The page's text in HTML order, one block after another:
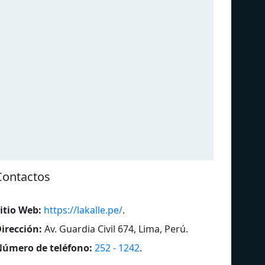
Radio Exitosa
Web: https://lakalle.pe/.
Av. Guardia Civil 674, Lima, Perú.
de teléfono: 252 - 1242.